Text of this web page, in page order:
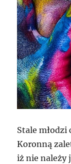
Stale
Koronną
iż nie należy